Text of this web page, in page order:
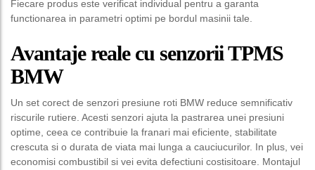
Fiecare produs este verificat individual pentru a garanta
functionarea in parametri optimi pe bordul masinii tale.
Avantaje reale cu senzorii TPMS
BMW
Un set corect de senzori presiune roti BMW reduce semnificativ
riscurile rutiere. Acesti senzori ajuta la pastrarea unei presiuni
optime, ceea ce contribuie la franari mai eficiente, stabilitate
crescuta si o durata de viata mai lunga a cauciucurilor. In plus, vei
economisi combustibil si vei evita defectiuni costisitoare. Montajul